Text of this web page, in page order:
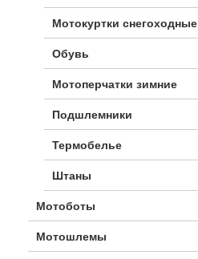
Мотокуртки снегоходные
Обувь
Мотоперчатки зимние
Подшлемники
Термобелье
Штаны
Мотоботы
Мотошлемы